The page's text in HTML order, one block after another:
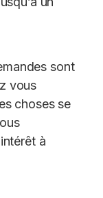
sont
vous
choses se
à